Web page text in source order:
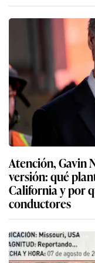
Atención, Gavin
versión: qué
California y por
conductores